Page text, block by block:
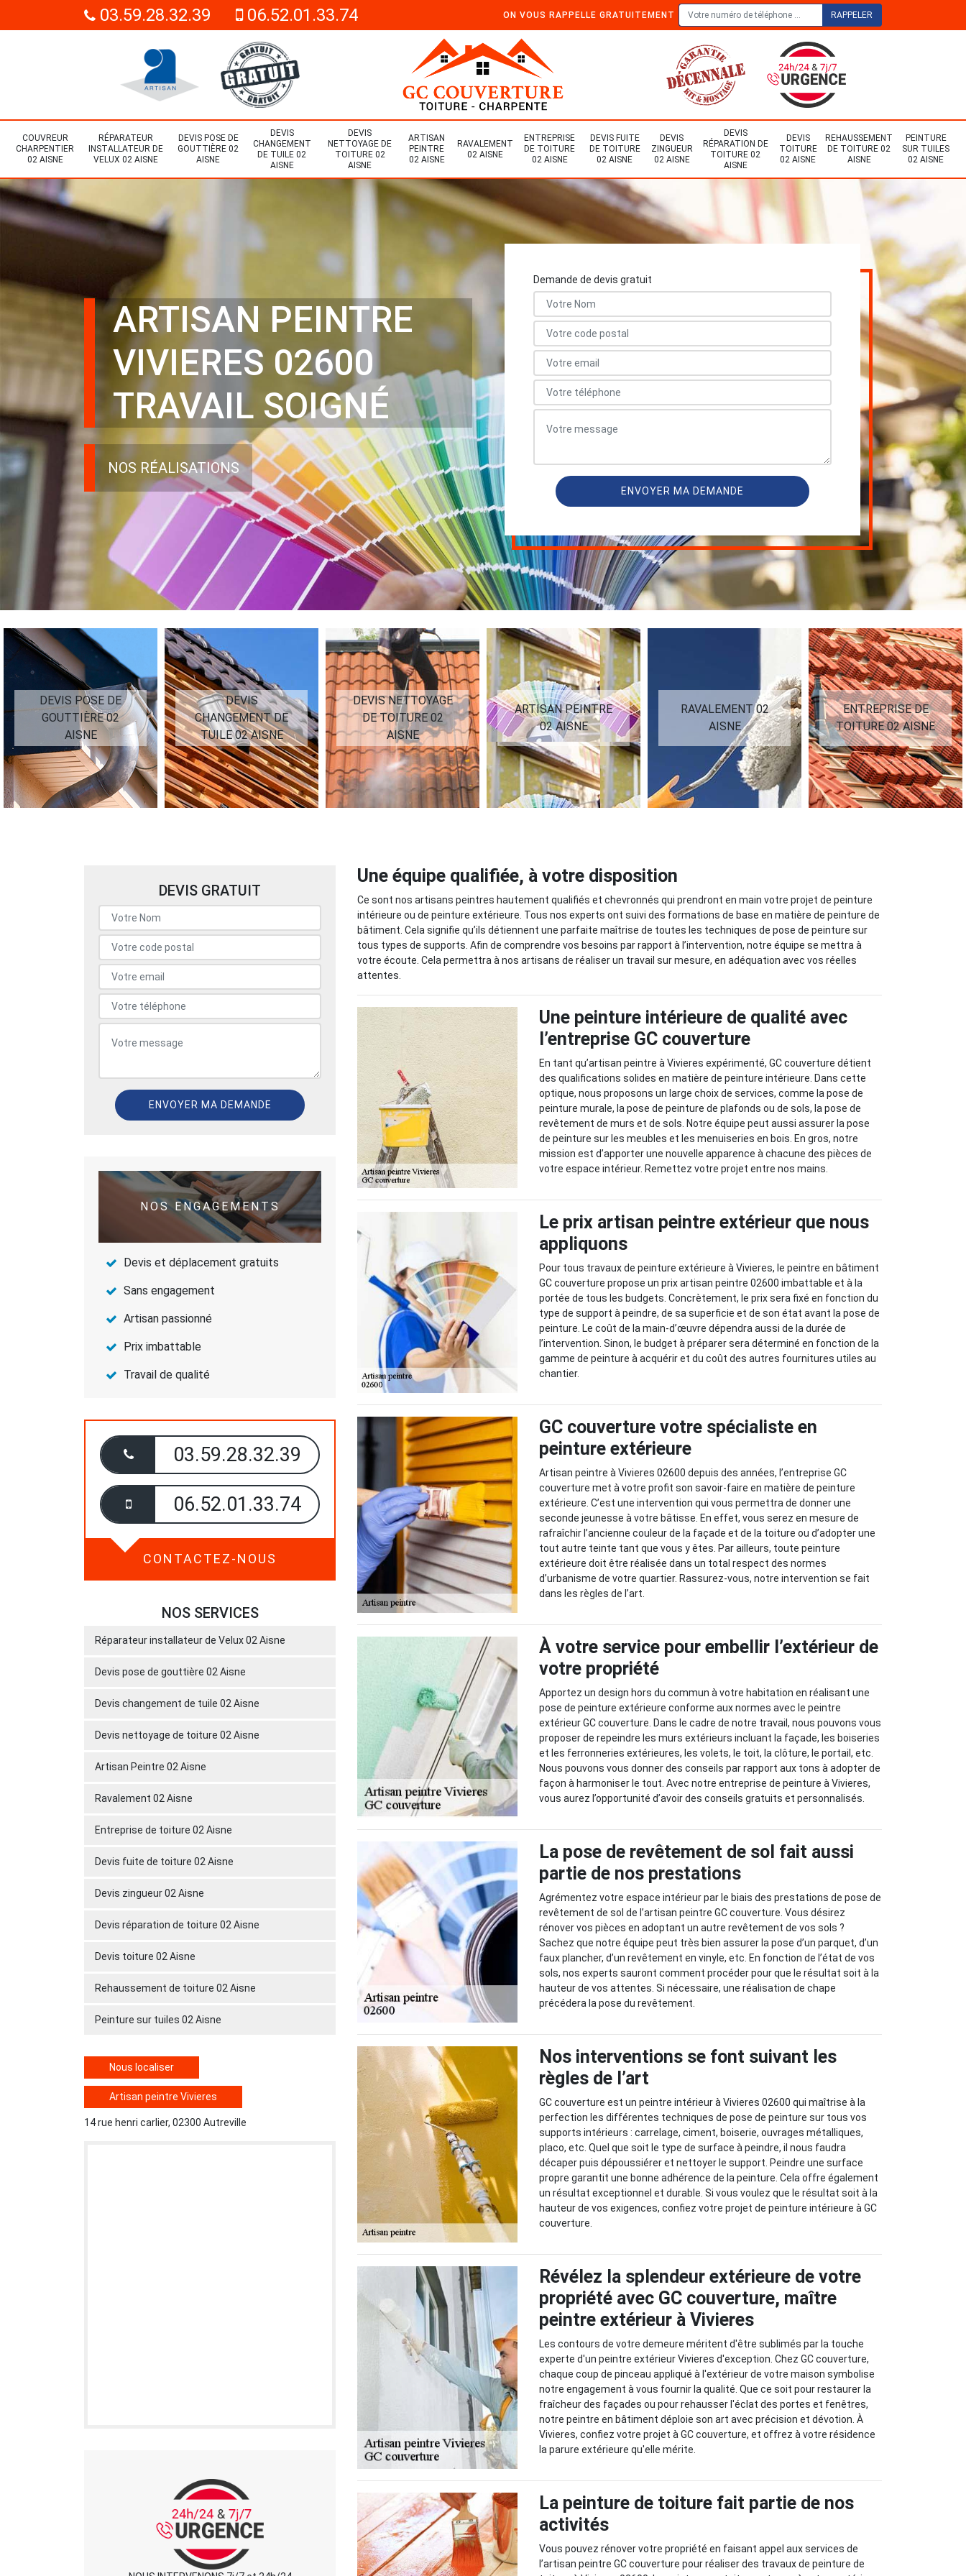
03.59.28.32.39 06.52.01.33.74 ON VOUS RAPPELLE GRATUITEMENT
COUVREUR
CHARPENTIER
02 AISNE
RÉPARATEUR
INSTALLATEUR DE
VELUX 02 AISNE
DEVIS POSE DE
GOUTTIÈRE 02
AISNE
DEVIS
CHANGEMENT
DE TUILE 02
AISNE
DEVIS
NETTOYAGE DE
TOITURE 02
AISNE
ARTISAN
PEINTRE
02 AISNE
RAVALEMENT
02 AISNE
ENTREPRISE
DE TOITURE
02 AISNE
DEVIS FUITE
DE TOITURE
02 AISNE
DEVIS
ZINGUEUR
02 AISNE
DEVIS
RÉPARATION DE
TOITURE 02
AISNE
DEVIS
TOITURE
02 AISNE
REHAUSSEMENT
DE TOITURE 02
AISNE
PEINTURE
SUR TUILES
02 AISNE
ARTISAN PEINTRE
VIVIERES 02600
TRAVAIL SOIGNÉ
NOS RÉALISATIONS
Demande de devis gratuit
DEVIS POSE DE
GOUTTIÈRE 02
AISNE
DEVIS
CHANGEMENT DE
TUILE 02 AISNE
DEVIS NETTOYAGE
DE TOITURE 02
AISNE
ARTISAN PEINTRE
02 AISNE
RAVALEMENT 02
AISNE
ENTREPRISE DE
TOITURE 02 AISNE
DEVIS GRATUIT
NOS ENGAGEMENTS
Devis et déplacement gratuits
Sans engagement
Artisan passionné
Prix imbattable
Travail de qualité
03.59.28.32.39
06.52.01.33.74
CONTACTEZ-NOUS
NOS SERVICES
Réparateur installateur de Velux 02 Aisne
Devis pose de gouttière 02 Aisne
Devis changement de tuile 02 Aisne
Devis nettoyage de toiture 02 Aisne
Artisan Peintre 02 Aisne
Ravalement 02 Aisne
Entreprise de toiture 02 Aisne
Devis fuite de toiture 02 Aisne
Devis zingueur 02 Aisne
Devis réparation de toiture 02 Aisne
Devis toiture 02 Aisne
Rehaussement de toiture 02 Aisne
Peinture sur tuiles 02 Aisne
Nous localiser
Artisan peintre Vivieres
14 rue henri carlier, 02300 Autreville
Une équipe qualifiée, à votre disposition
Ce sont nos artisans peintres hautement qualifiés et chevronnés qui prendront en main votre projet de peinture
intérieure ou de peinture extérieure. Tous nos experts ont suivi des formations de base en matière de peinture de
bâtiment. Cela signifie qu’ils détiennent une parfaite maîtrise de toutes les techniques de pose de peinture sur
tous types de supports. Afin de comprendre vos besoins par rapport à l’intervention, notre équipe se mettra à
votre écoute. Cela permettra à nos artisans de réaliser un travail sur mesure, en adéquation avec vos réelles
attentes.
Une peinture intérieure de qualité avec
l’entreprise GC couverture
En tant qu’artisan peintre à Vivieres expérimenté, GC couverture détient
des qualifications solides en matière de peinture intérieure. Dans cette
optique, nous proposons un large choix de services, comme la pose de
peinture murale, la pose de peinture de plafonds ou de sols, la pose de
revêtement de murs et de sols. Notre équipe peut aussi assurer la pose
de peinture sur les meubles et les menuiseries en bois. En gros, notre
mission est d’apporter une nouvelle apparence à chacune des pièces de
votre espace intérieur. Remettez votre projet entre nos mains.
Le prix artisan peintre extérieur que nous
appliquons
Pour tous travaux de peinture extérieure à Vivieres, le peintre en bâtiment
GC couverture propose un prix artisan peintre 02600 imbattable et à la
portée de tous les budgets. Concrètement, le prix sera fixé en fonction du
type de support à peindre, de sa superficie et de son état avant la pose de
peinture. Le coût de la main-d’œuvre dépendra aussi de la durée de
l’intervention. Sinon, le budget à préparer sera déterminé en fonction de la
gamme de peinture à acquérir et du coût des autres fournitures utiles au
chantier.
GC couverture votre spécialiste en
peinture extérieure
Artisan peintre à Vivieres 02600 depuis des années, l’entreprise GC
couverture met à votre profit son savoir-faire en matière de peinture
extérieure. C’est une intervention qui vous permettra de donner une
seconde jeunesse à votre bâtisse. En effet, vous serez en mesure de
rafraîchir l’ancienne couleur de la façade et de la toiture ou d’adopter une
tout autre teinte tant que vous y êtes. Par ailleurs, toute peinture
extérieure doit être réalisée dans un total respect des normes
d’urbanisme de votre quartier. Rassurez-vous, notre intervention se fait
dans les règles de l’art.
À votre service pour embellir l’extérieur de
votre propriété
Apportez un design hors du commun à votre habitation en réalisant une
pose de peinture extérieure conforme aux normes avec le peintre
extérieur GC couverture. Dans le cadre de notre travail, nous pouvons vous
proposer de repeindre les murs extérieurs incluant la façade, les boiseries
et les ferronneries extérieures, les volets, le toit, la clôture, le portail, etc.
Nous pouvons vous donner des conseils par rapport aux tons à adopter de
façon à harmoniser le tout. Avec notre entreprise de peinture à Vivieres,
vous aurez l’opportunité d’avoir des conseils gratuits et personnalisés.
La pose de revêtement de sol fait aussi
partie de nos prestations
Agrémentez votre espace intérieur par le biais des prestations de pose de
revêtement de sol de l’artisan peintre GC couverture. Vous désirez
rénover vos pièces en adoptant un autre revêtement de vos sols ?
Sachez que notre équipe peut très bien assurer la pose d’un parquet, d’un
faux plancher, d’un revêtement en vinyle, etc. En fonction de l’état de vos
sols, nos experts sauront comment procéder pour que le résultat soit à la
hauteur de vos attentes. Si nécessaire, une réalisation de chape
précédera la pose du revêtement.
Nos interventions se font suivant les
règles de l’art
GC couverture est un peintre intérieur à Vivieres 02600 qui maîtrise à la
perfection les différentes techniques de pose de peinture sur tous vos
supports intérieurs : carrelage, ciment, boiserie, ouvrages métalliques,
placo, etc. Quel que soit le type de surface à peindre, il nous faudra
décaper puis dépoussiérer et nettoyer le support. Peindre une surface
propre garantit une bonne adhérence de la peinture. Cela offre également
un résultat exceptionnel et durable. Si vous voulez que le résultat soit à la
hauteur de vos exigences, confiez votre projet de peinture intérieure à GC
couverture.
Révélez la splendeur extérieure de votre
propriété avec GC couverture, maître
peintre extérieur à Vivieres
Les contours de votre demeure méritent d'être sublimés par la touche
experte d'un peintre extérieur Vivieres d'exception. Chez GC couverture,
chaque coup de pinceau appliqué à l'extérieur de votre maison symbolise
notre engagement à vous fournir la qualité. Que ce soit pour restaurer la
fraîcheur des façades ou pour rehausser l'éclat des portes et fenêtres,
notre peintre en bâtiment déploie son art avec précision et dévotion. À
Vivieres, confiez votre projet à GC couverture, et offrez à votre résidence
la parure extérieure qu'elle mérite.
La peinture de toiture fait partie de nos
activités
Vous pouvez rénover votre propriété en faisant appel aux services de
l’artisan peintre GC couverture pour réaliser des travaux de peinture de